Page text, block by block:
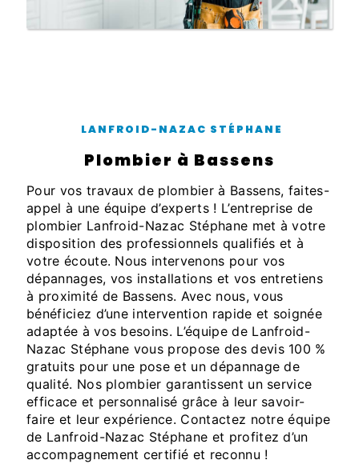
LANFROID-NAZAC STÉPHANE
plombier à Bassens
Pour vos travaux de plombier à Bassens, faites-
appel à une équipe d’experts ! L’entreprise de
plombier Lanfroid-Nazac Stéphane met à votre
disposition des professionnels qualifiés et à
votre écoute. Nous intervenons pour vos
dépannages, vos installations et vos entretiens
à proximité de Bassens. Avec nous, vous
bénéficiez d’une intervention rapide et soignée
adaptée à vos besoins. L’équipe de Lanfroid-
Nazac Stéphane vous propose des devis 100 %
gratuits pour une pose et un dépannage de
qualité. Nos plombier garantissent un service
efficace et personnalisé grâce à leur savoir-
faire et leur expérience. Contactez notre équipe
de Lanfroid-Nazac Stéphane et profitez d’un
accompagnement certifié et reconnu !